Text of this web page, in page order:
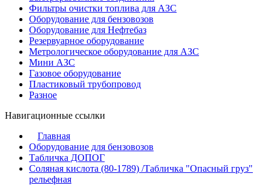
Фильтры очистки топлива для АЗС
Оборудование для бензовозов
Оборудование для Нефтебаз
Резервуарное оборудование
Метрологическое оборудование для АЗС
Мини АЗС
Газовое оборудование
Пластиковый трубопровод
Разное
Навигационные ссылки
Главная
Оборудование для бензовозов
Табличка ДОПОГ
Соляная кислота (80-1789) /Табличка "Опасный груз"
рельефная